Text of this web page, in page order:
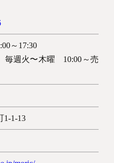
～17:30
週火〜木曜 10:00～売
1-1-13